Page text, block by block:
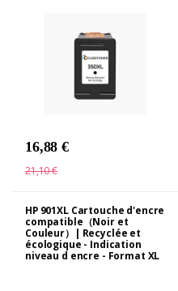
16,88 €
21,10 €
HP 901XL Cartouche d'encre
compatible（Noir et
Couleur）| Recyclée et
écologique - Indication
niveau d encre - Format XL